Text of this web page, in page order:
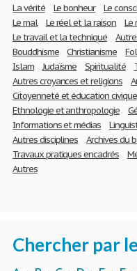
La vérité
Le bonheur Le
Le mal
Le réel et la raison Le
Le travail et la technique
Bouddhisme
Christianisme
Islam
Judaïsme Spiritualité
Autres croyances et religions
Citoyenneté et éducation civique
Ethnologie et anthropologie
Informations et médias
Autres disciplines
Archives du
Travaux pratiques encadrés
Autres
Chercher par